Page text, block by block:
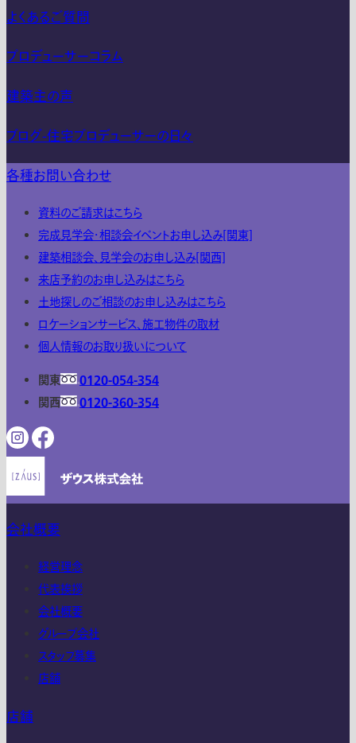
よくあるご質問
プロデューサーコラム
建築主の声
ブログ-住宅プロデューサーの日々
各種お問い合わせ
資料のご請求はこちら
完成見学会・相談会イベントお申し込み[関東]
建築相談会、見学会のお申し込み[関西]
来店予約のお申し込みはこちら
土地探しのご相談のお申し込みはこちら
ロケーションサービス、施工物件の取材
個人情報のお取り扱いについて
関東
0120-054-354
関西
0120-360-354
会社概要
経営理念
代表挨拶
会社概要
グループ会社
スタッフ募集
店舗
店舗